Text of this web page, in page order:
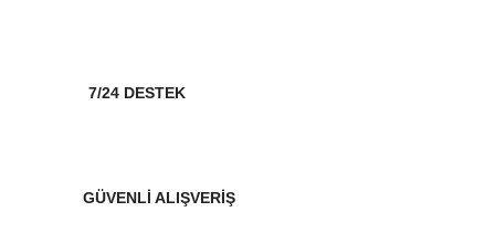
7/24 DESTEK
GÜVENLİ ALIŞVERİŞ